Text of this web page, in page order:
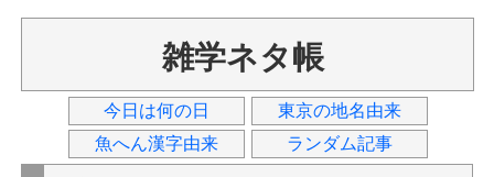
雑学ネタ帳
今日は何の日
東京の地名由来
魚へん漢字由来
ランダム記事